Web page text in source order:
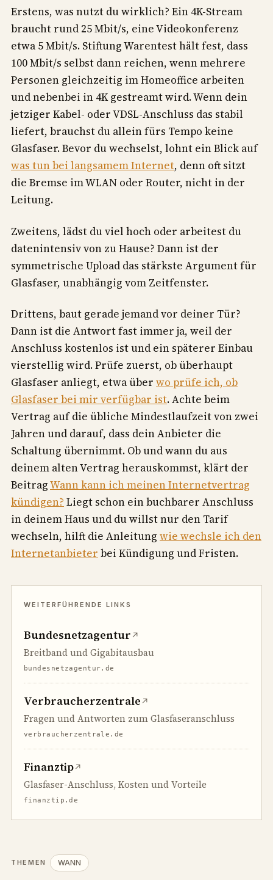
Erstens, was nutzt du wirklich? Ein 4K-Stream
braucht rund 25 Mbit/s, eine Videokonferenz
etwa 5 Mbit/s. Stiftung Warentest hält fest, dass
100 Mbit/s selbst dann reichen, wenn mehrere
Personen gleichzeitig im Homeoffice arbeiten
und nebenbei in 4K gestreamt wird. Wenn dein
jetziger Kabel- oder VDSL-Anschluss das stabil
liefert, brauchst du allein fürs Tempo keine
Glasfaser. Bevor du wechselst, lohnt ein Blick auf
was tun bei langsamem Internet, denn oft sitzt
die Bremse im WLAN oder Router, nicht in der
Leitung.
Zweitens, lädst du viel hoch oder arbeitest du
datenintensiv von zu Hause? Dann ist der
symmetrische Upload das stärkste Argument für
Glasfaser, unabhängig vom Zeitfenster.
Drittens, baut gerade jemand vor deiner Tür?
Dann ist die Antwort fast immer ja, weil der
Anschluss kostenlos ist und ein späterer Einbau
vierstellig wird. Prüfe zuerst, ob überhaupt
Glasfaser anliegt, etwa über wo prüfe ich, ob
Glasfaser bei mir verfügbar ist. Achte beim
Vertrag auf die übliche Mindestlaufzeit von zwei
Jahren und darauf, dass dein Anbieter die
Schaltung übernimmt. Ob und wann du aus
deinem alten Vertrag herauskommst, klärt der
BeitragWann kann ich meinen Internetvertrag
kündigen? Liegt schon ein buchbarer Anschluss
in deinem Haus und du willst nur den Tarif
wechseln, hilft die Anleitung wie wechsle ich den
Internetanbieter bei Kündigung und Fristen.
Bundesnetzagentur ↗
Breitband und Gigabitausbau
bundesnetzagentur.de
Verbraucherzentrale ↗
Fragen und Antworten zum Glasfaseranschluss
verbraucherzentrale.de
Finanztip↗
Glasfaser-Anschluss, Kosten und Vorteile
finanztip.de
THEMEN WANN